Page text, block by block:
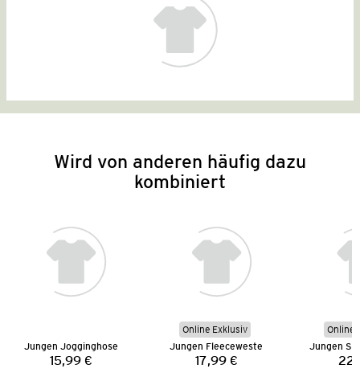
Wird von anderen häufig dazu
kombiniert
Jungen Jogginghose
Preis:
15,99 €
Online Exklusiv
Jungen Fleeceweste
Preis:
17,99 €
Online
Jungen